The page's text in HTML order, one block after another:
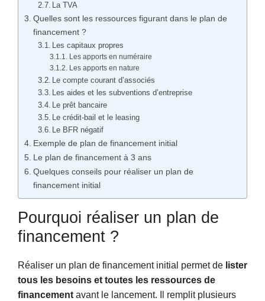
La TVA
Quelles sont les ressources figurant dans le plan de
financement ?
Les capitaux propres
Les apports en numéraire
Les apports en nature
Le compte courant d’associés
Les aides et les subventions d’entreprise
Le prêt bancaire
Le crédit-bail et le leasing
Le BFR négatif
Exemple de plan de financement initial
Le plan de financement à 3 ans
Quelques conseils pour réaliser un plan de
financement initial
Pourquoi réaliser un plan de
financement ?
Réaliser un plan de financement initial permet de lister
tous les besoins et toutes les ressources de
financement avant le lancement. Il remplit plusieurs